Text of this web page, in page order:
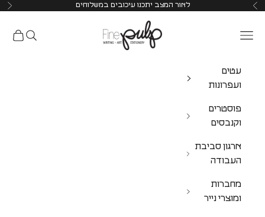
לאור המצב יתכנו עיכובים במשלוחים
Pulp Shop
עטים
ועפרונות
פוסטרים
וקנבסים
ארגון סביבת
העבודה
מחברות
ומוצרי נייר